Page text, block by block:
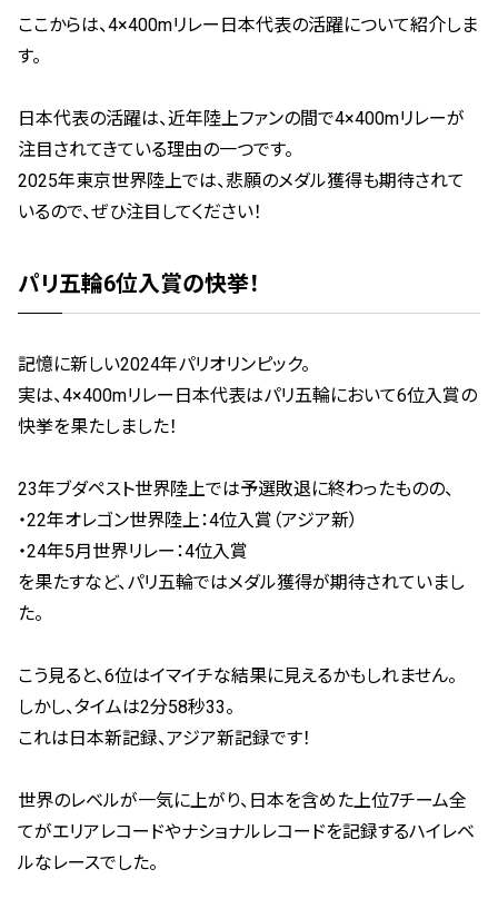
ここからは、4×400mリレー日本代表の活躍について紹介しま
す。
日本代表の活躍は、近年陸上ファンの間で4×400mリレーが
注目されてきている理由の一つです。
2025年東京世界陸上では、悲願のメダル獲得も期待されて
いるので、ぜひ注目してください！
パリ五輪6位入賞の快挙！
記憶に新しい2024年パリオリンピック。
実は、4×400mリレー日本代表はパリ五輪において6位入賞の
快挙を果たしました！
23年ブダペスト世界陸上では予選敗退に終わったものの、
・22年オレゴン世界陸上：4位入賞（アジア新）
・24年5月世界リレー：4位入賞
を果たすなど、パリ五輪ではメダル獲得が期待されていまし
た。
こう見ると、6位はイマイチな結果に見えるかもしれません。
しかし、タイムは2分58秒33。
これは日本新記録、アジア新記録です！
世界のレベルが一気に上がり、日本を含めた上位7チーム全
てがエリアレコードやナショナルレコードを記録するハイレベ
ルなレースでした。